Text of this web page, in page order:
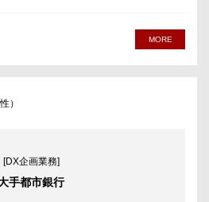
MORE
）
[DX企画業務]
手都市銀行